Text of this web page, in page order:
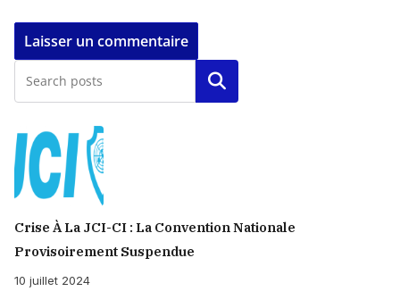
Rechercher
Crise À La JCI-CI : La Convention Nationale
Provisoirement Suspendue
10 juillet 2024